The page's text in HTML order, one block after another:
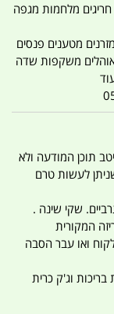
חריגים מלחמות מגפה
מטענים פנסים
אוהלים משקפות שדה
תוכן המודעה ולא
לעשות טרם
שקי שינה .
המקורית
ואו עבר הסבה
בריכות וג'ק כרית